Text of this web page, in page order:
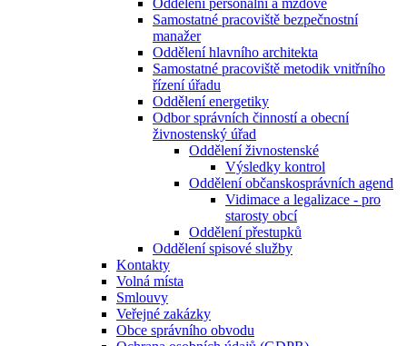
Oddělení personální a mzdové
Samostatné pracoviště bezpečnostní
manažer
Oddělení hlavního architekta
Samostatné pracoviště metodik vnitřního
řízení úřadu
Oddělení energetiky
Odbor správních činností a obecní
živnostenský úřad
Oddělení živnostenské
Výsledky kontrol
Oddělení občanskosprávních agend
Vidimace a legalizace - pro
starosty obcí
Oddělení přestupků
Oddělení spisové služby
Kontakty
Volná místa
Smlouvy
Veřejné zakázky
Obce správního obvodu